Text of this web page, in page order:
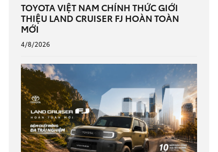
TOYOTA VIỆT NAM CHÍNH THỨC GIỚI
THIỆU LAND CRUISER FJ HOÀN TOÀN
MỚI
4/8/2026